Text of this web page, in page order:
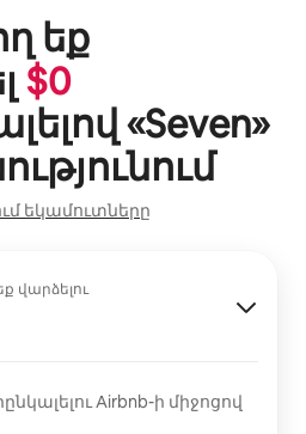
եք
$0
«Seven»
եկամուտները
վարձելու
Airbnb-ի միջոցով